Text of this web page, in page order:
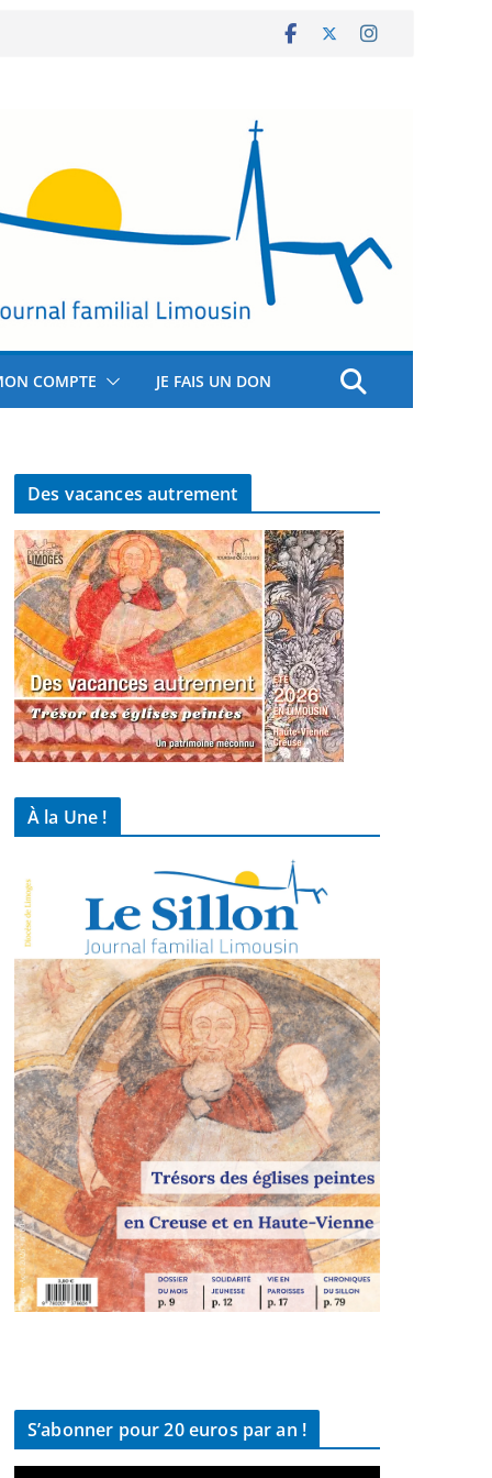
COMPTE JE FAIS UN DON
Des vacances autrement
À la Une !
S’abonner pour 20 euros par an !